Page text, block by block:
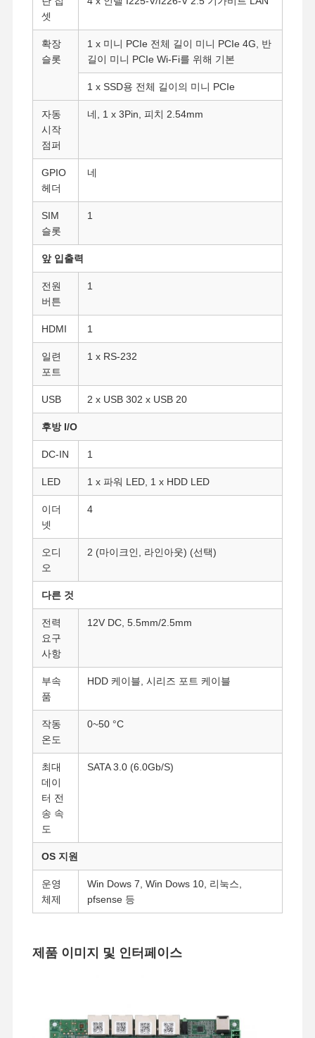
품질 관리
산업적 미니 pc
1U 랙마운트 PC
POE 미니 PC
NAS 미니 PC
셀레론 미니 PC
코어 미니 PC
오피스 미니 PC
산업용 마더보드
방화벽 메인보드
셋
확장
슬롯
1 x 미니 PCIe 전체 길이 미니 PCIe 4G, 반
길이 미니 PCIe Wi-Fi를 위해 기본
1 x SSD용 전체 길이의 미니 PCIe
자동
시작
점퍼
네, 1 x 3Pin, 피치 2.54mm
GPIO
헤더
네
SIM
슬롯
1
앞 입출력
전원
버튼
1
HDMI 1
일련
포트
1 x RS-232
USB 2 x USB 302 x USB 20
후방 I/O
DC-IN 1
LED 1 x 파워 LED, 1 x HDD LED
이더
넷
4
오디
오
2 (마이크인, 라인아웃) (선택)
다른 것
전력
요구
사항
12V DC, 5.5mm/2.5mm
부속
품
HDD 케이블, 시리즈 포트 케이블
작동
온도
0~50 °C
최대
데이
터 전
송 속
도
SATA 3.0 (6.0Gb/S)
OS 지원
운영
체제
Win Dows 7, Win Dows 10, 리눅스,
pfsense 등
제품 이미지 및 인터페이스